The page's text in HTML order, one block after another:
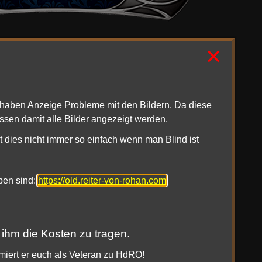
um den Prinzen Théodred, den Erben von
Schar, sondern schließt euch auch dem
der epische Geschichte kommen
hilft, Gefährten für Gruppeninstanzen zu
×
Anzeige Probleme mit den Bildern. Da diese
damit alle Bilder angezeigt werden.
nicht immer so einfach wenn man Blind ist
sind: https://old.reiter-von-rohan.com
die Kosten zu tragen.
er euch als Veteran zu HdRO!